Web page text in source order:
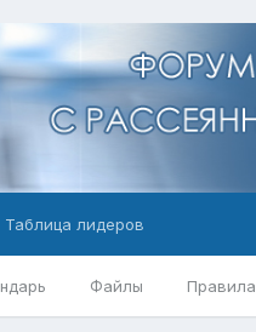
Файлы Правила
Таблица лидеров